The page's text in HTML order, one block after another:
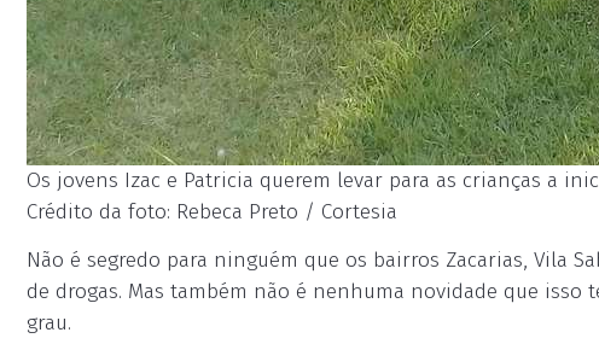
Os jovens Izac e Patricia querem levar para as crianças a
Crédito da foto: Rebeca Preto / Cortesia
Não é segredo para ninguém que os bairros Zacarias, Vila
de drogas. Mas também não é nenhuma novidade que
grau.